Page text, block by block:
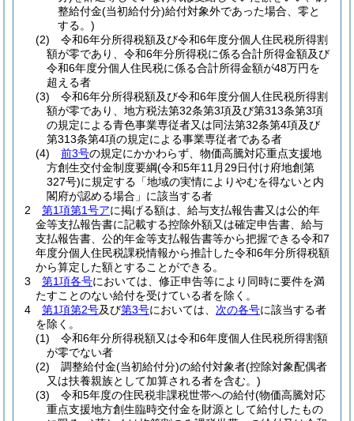
整給付金(当初給付分)給付対象外であった場合、零と
する。)
(2)
令和6年分所得税額及び令和6年度分個人住民税所得割
額が零であり、令和6年分所得税に係る合計所得金額及び
令和6年度分個人住民税に係る合計所得金額が48万円を
超える者
(3)
令和6年分所得税額及び令和6年度分個人住民税所得割
額が零であり、地方税法第32条第3項及び第313条第3項
の規定による青色事業専従者又は同法第32条第4項及び
第313条第4項の規定による事業専従者である者
(4)
前3号の規定にかかわらず、物価高騰対応重点支援地
方創生交付金制度要綱(令和5年11月29日付け府地創第
327号)に規定する「地域の実情によりやむを得ないと内
閣府が認める場合」に該当する者
2
第1項第1号アに掲げる額は、給与支払報告書又は公的年
金等支払報告書に記載する控除外額又は確定申告書、給与
支払報告書、公的年金等支払報告書等から把握できる令和7
年度分個人住民税課税情報から推計した令和6年分所得税額
から算定した額とすることができる。
3
第1項各号においては、修正申告等により同時に要件を満
たすことのない給付を受けている者を除く。
4
第1項第2号及び第3号においては、 次の各号に該当する者
を除く。
(1)
令和6年分所得税額又は令和6年度個人住民税所得割額
が零でない者
(2)
調整給付金(当初給付分)の給付対象者(控除対象配偶者
又は扶養親族として加算される者を含む。)
(3)
令和5年度の住民税非課税世帯への給付(物価高騰対応
重点支援地方創生臨時交付金を財源として給付したもの